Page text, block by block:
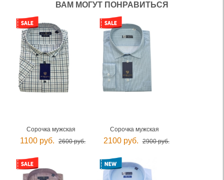
ВАМ МОГУТ ПОНРАВИТЬСЯ
Сорочка мужская
1100 руб. 2600 руб.
Сорочка мужская
2100 руб. 2900 руб.